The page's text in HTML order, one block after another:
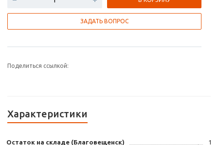
ЗАДАТЬ ВОПРОС
Поделиться ссылкой:
Характеристики
Остаток на складе (Благовещенск) 1